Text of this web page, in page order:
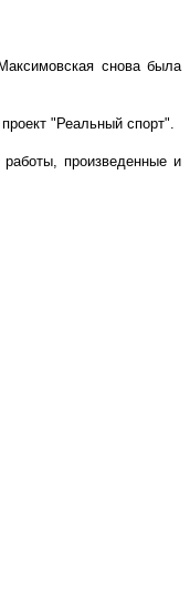
снова была
"Реальный спорт".
произведенные и